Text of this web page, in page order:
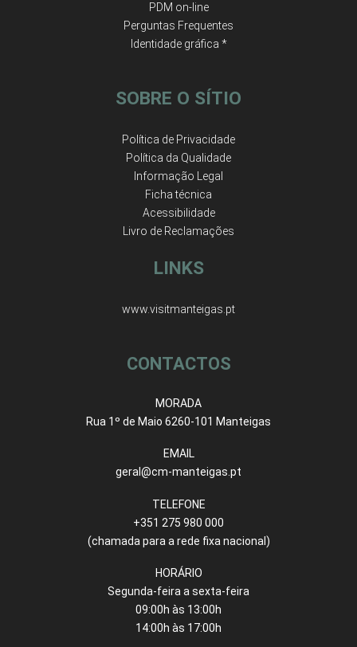
PDM on-line
Perguntas Frequentes
Identidade gráfica *
SOBRE O SÍTIO
Política de Privacidade
Política da Qualidade
Informação Legal
Ficha técnica
Acessibilidade
Livro de Reclamações
LINKS
www.visitmanteigas.pt
CONTACTOS
MORADA
Rua 1º de Maio 6260-101 Manteigas
EMAIL
geral@cm-manteigas.pt
TELEFONE
+351 275 980 000
(chamada para a rede fixa nacional)
HORÁRIO
Segunda-feira a sexta-feira
09:00h às 13:00h
14:00h às 17:00h